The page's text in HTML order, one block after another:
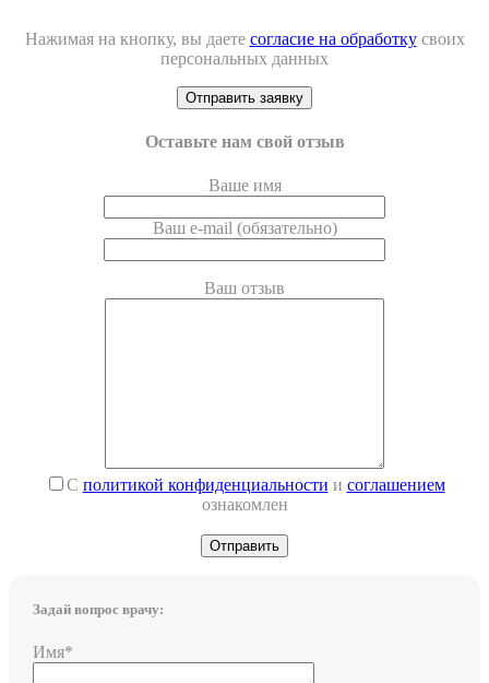
Нажимая на кнопку, вы даете согласие на обработкусвоих
персональных данных
Оставьте нам свой отзыв
Ваше имя
Ваш e-mail (обязательно)
Ваш отзыв
С политикой конфиденциальности и соглашением
ознакомлен
Задай вопрос врачу:
Имя*